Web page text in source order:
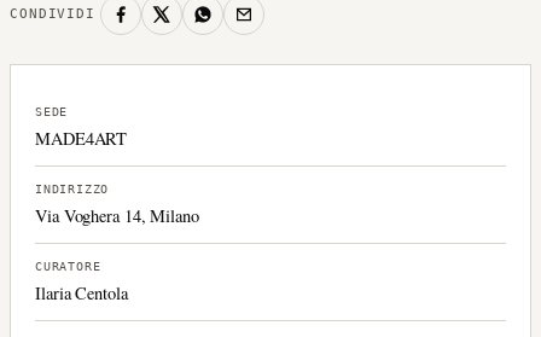
CONDIVIDI
SEDE
MADE4ART
INDIRIZZO
Via Voghera 14, Milano
CURATORE
Ilaria Centola